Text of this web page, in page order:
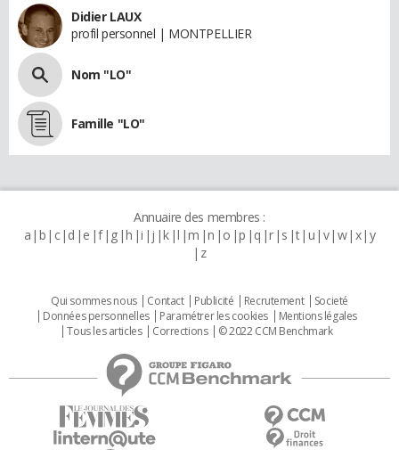
Didier LAUX
profil personnel | MONTPELLIER
Nom "LO"
Famille "LO"
Annuaire des membres :
a b c d e f g h i j k l m n o p q r s t u v w x y
z
Qui sommes nous Contact Publicité Recrutement
Societé
Données personnelles
Paramétrer les cookies
Mentions légales
Tous les articles
Corrections © 2022 CCM Benchmark